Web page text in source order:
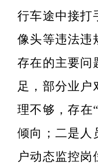
行车途中接打
像头等违法违
存在的主要问
足，部分业户
理不够，存在
倾向；二是人
户动态监控岗